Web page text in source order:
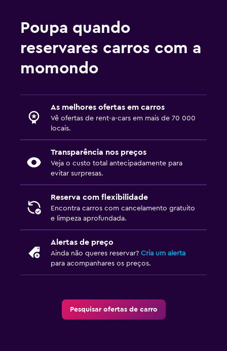
Poupa quando
reservares carros com a
momondo
As melhores ofertas em carros
Vê ofertas de rent-a-cars em mais de 70 000
locais.
Transparência nos preços
Veja o custo total antecipadamente para
evitar surpresas.
Reserva com flexibilidade
Encontra carros com cancelamento gratuito
e limpeza aprofundada.
Alertas de preço
Ainda não queres reservar? Cria um alerta
para acompanhares os preços.
Pesquisar ofertas de carro